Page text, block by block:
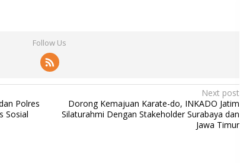
Follow Us
Polres
Sosial
Next post
Dorong Kemajuan Karate-do, INKADO Jatim
Silaturahmi Dengan Stakeholder Surabaya dan
Jawa Timur